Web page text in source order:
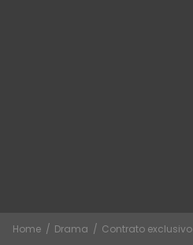
Home Drama Contrato exclusivo